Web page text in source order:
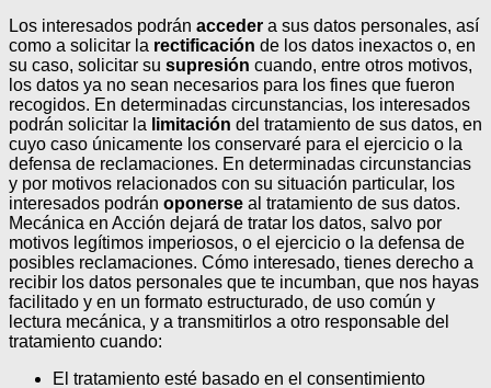
Los interesados podrán acceder a sus datos personales, así
como a solicitar la rectificación de los datos inexactos o, en
su caso, solicitar su supresión cuando, entre otros motivos,
los datos ya no sean necesarios para los fines que fueron
recogidos. En determinadas circunstancias, los interesados
podrán solicitar la limitación del tratamiento de sus datos, en
cuyo caso únicamente los conservaré para el ejercicio o la
defensa de reclamaciones. En determinadas circunstancias
y por motivos relacionados con su situación particular, los
interesados podrán oponerse al tratamiento de sus datos.
Mecánica en Acción dejará de tratar los datos, salvo por
motivos legítimos imperiosos, o el ejercicio o la defensa de
posibles reclamaciones. Cómo interesado, tienes derecho a
recibir los datos personales que te incumban, que nos hayas
facilitado y en un formato estructurado, de uso común y
lectura mecánica, y a transmitirlos a otro responsable del
tratamiento cuando:
El tratamiento esté basado en el consentimiento